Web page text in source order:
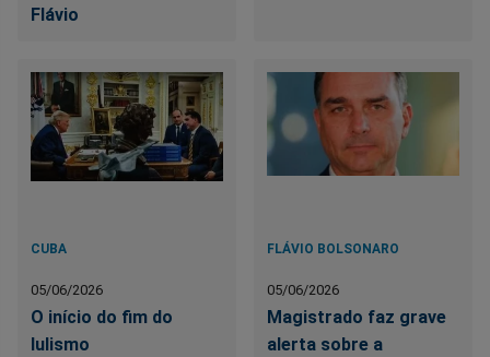
Flávio
CUBA
05/06/2026
O início do fim do
lulismo
FLÁVIO BOLSONARO
05/06/2026
Magistrado faz grave
alerta sobre a